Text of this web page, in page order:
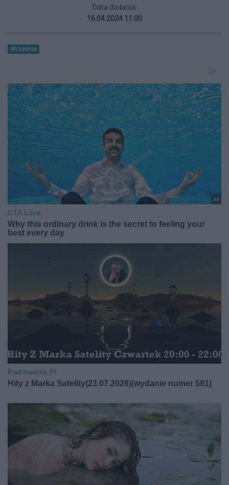
Data dodania:
16.04.2024 11:00
Września